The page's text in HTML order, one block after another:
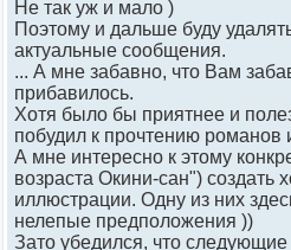
Не так уж и мало )
Поэтому и дальше буду
актуальные сообщения.
... А мне забавно, что Вам
прибавилось.
Хотя было бы приятнее и
побудил к прочтению романов
А мне интересно к этому
возраста Окини-сан") создать
иллюстрации. Одну из них
нелепые предположения ))
Зато убедился, что